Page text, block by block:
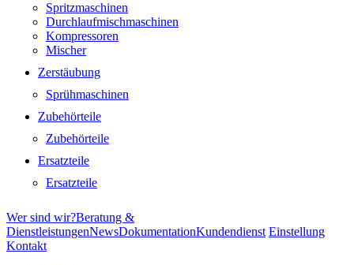
Spritzmaschinen
Durchlaufmischmaschinen
Kompressoren
Mischer
Zerstäubung
Sprühmaschinen
Zubehörteile
Zubehörteile
Ersatzteile
Ersatzteile
Wer sind wir?Beratung &
DienstleistungenNewsDokumentationKundendienst Einstellung
Kontakt